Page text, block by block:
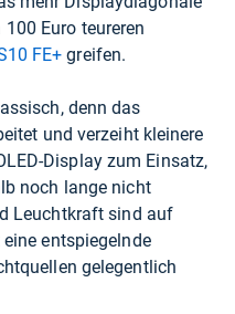
Euro teureren
FE+ greifen.
denn das
und verzeiht kleinere
Display zum Einsatz,
noch lange nicht
Leuchtkraft sind auf
entspiegelnde
gelegentlich